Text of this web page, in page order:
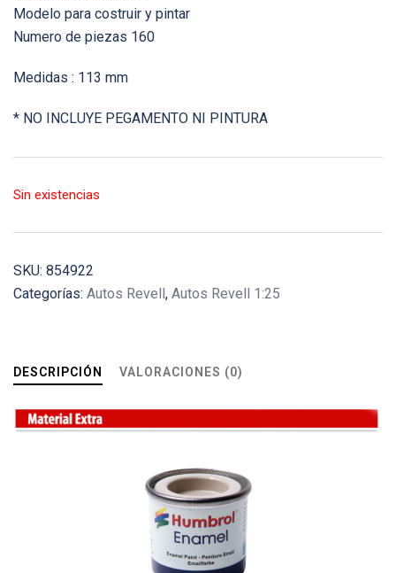
Modelo para costruir y pintar
Numero de piezas 160
Medidas : 113 mm
* NO INCLUYE PEGAMENTO NI PINTURA
Sin existencias
SKU: 854922
Categorías: Autos Revell, Autos Revell 1:25
DESCRIPCIÓN VALORACIONES (0)